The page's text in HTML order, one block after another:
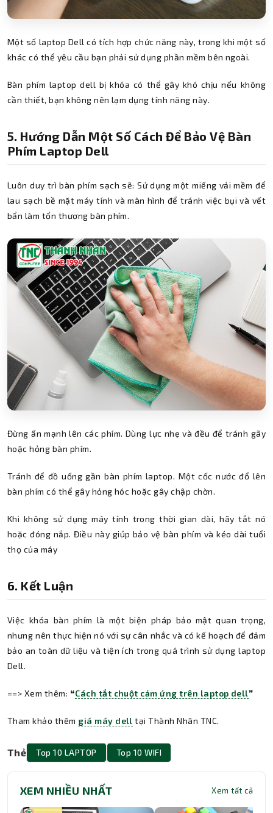
Một số laptop Dell có tích hợp chức năng này, trong khi một số
khác có thể yêu cầu bạn phải sử dụng phần mềm bên ngoài.
Bàn phím laptop dell bị khóa có thể gây khó chịu nếu không
cần thiết, bạn không nên lạm dụng tính năng này.
5. Hướng Dẫn Một Số Cách Để Bảo Vệ Bàn
Phím Laptop Dell
Luôn duy trì bàn phím sạch sẽ: Sử dụng một miếng vải mềm để
lau sạch bề mặt máy tính và màn hình để tránh việc bụi và vết
bẩn làm tổn thương bàn phím.
Đừng ấn mạnh lên các phím. Dùng lực nhẹ và đều để tránh gãy
hoặc hỏng bàn phím.
Tránh để đồ uống gần bàn phím laptop. Một cốc nước đổ lên
bàn phím có thể gây hỏng hóc hoặc gây chập chờn.
Khi không sử dụng máy tính trong thời gian dài, hãy tắt nó
hoặc đóng nắp. Điều này giúp bảo vệ bàn phím và kéo dài tuổi
thọ của máy
6. Kết Luận
Việc khóa bàn phím là một biện pháp bảo mật quan trọng,
nhưng nên thực hiện nó với sự cân nhắc và có kế hoạch để đảm
bảo an toàn dữ liệu và tiện ích trong quá trình sử dụng laptop
Dell.
==> Xem thêm: ❝Cách tắt chuột cảm ứng trên laptop dell❞
Tham khảo thêm giá máy dell tại Thành Nhân TNC.
Thẻ Top 10 LAPTOP Top 10 WIFI
XEM NHIỀU NHẤT Xem tất cả